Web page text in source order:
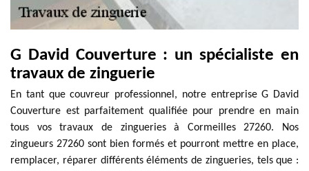
G David Couverture : un spécialiste en
travaux de zinguerie
En tant que couvreur professionnel, notre entreprise G David
Couverture est parfaitement qualifiée pour prendre en main
tous vos travaux de zingueries à Cormeilles 27260. Nos
zingueurs 27260 sont bien formés et pourront mettre en place,
remplacer, réparer différents éléments de zingueries, tels que :